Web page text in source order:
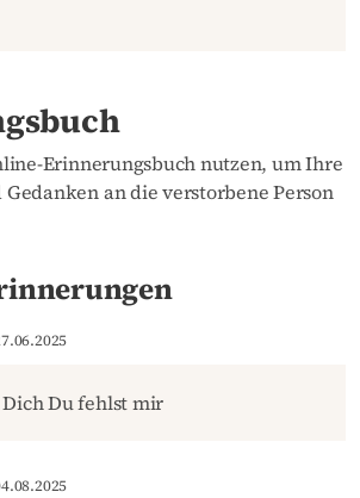
Erinnerungsbuch nutzen, um Ihre
an die verstorbene Person
Du fehlst mir